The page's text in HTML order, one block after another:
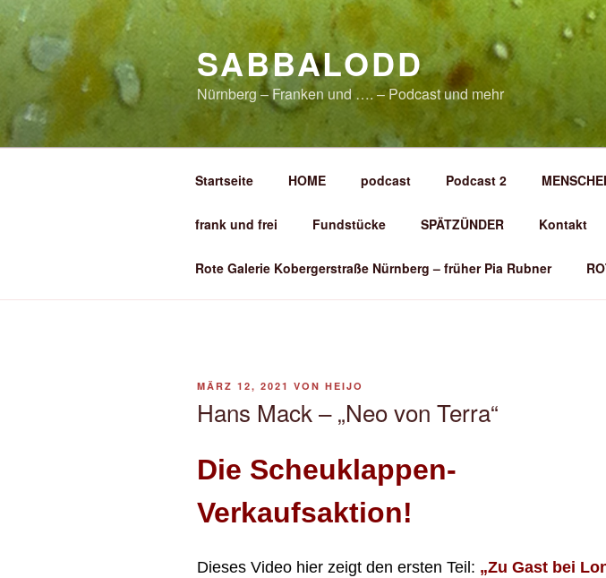
Zum
Inhalt
springen
SABBALODD
Nürnberg – Franken und …. – Podcast und mehr
Startseite HOME podcast Podcast 2
frank und frei Fundstücke SPÄTZÜNDER Kontakt
Rote Galerie Kobergerstraße Nürnberg – früher Pia Rubner
VERÖFFENTLICHT
MÄRZ 12, 2021 VON HEIJO
Hans Mack – „Neo von Terra“
Die Scheuklappen-
Verkaufsaktion!
Dieses Video hier zeigt den ersten Teil: „Zu Gast bei